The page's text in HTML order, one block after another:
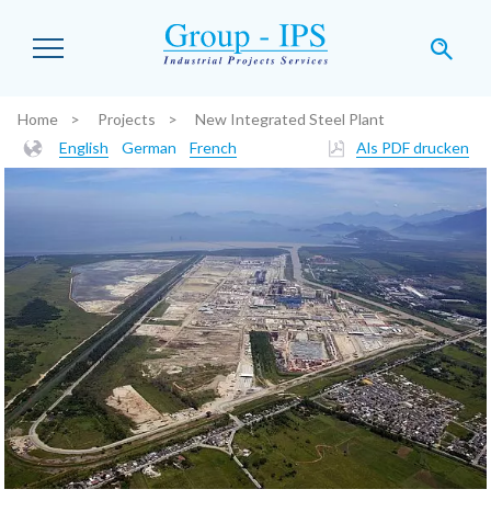
You are here:
Home Projects
New Integrated Steel Plant
English
German French Als PDF drucken